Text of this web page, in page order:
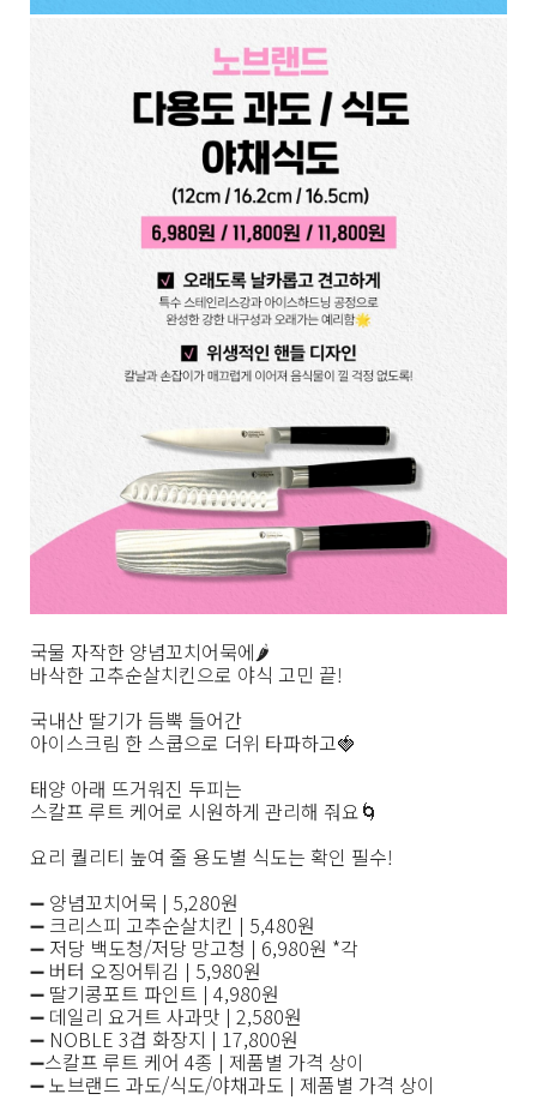
국물 자작한 양념꼬치어묵에🌶️
바삭한 고추순살치킨으로 야식 고민 끝!
국내산 딸기가 듬뿍 들어간
아이스크림 한 스쿱으로 더위 타파하고🍓
태양 아래 뜨거워진 두피는
스칼프 루트 케어로 시원하게 관리해 줘요🌀
요리 퀄리티 높여 줄 용도별 식도는 확인 필수!
➖ 양념꼬치어묵 | 5,280원
➖ 크리스피 고추순살치킨 | 5,480원
➖ 저당 백도청/저당 망고청 | 6,980원 *각
➖ 버터 오징어튀김 | 5,980원
➖ 딸기콩포트 파인트 | 4,980원
➖ 데일리 요거트 사과맛 | 2,580원
➖ NOBLE 3겹 화장지 | 17,800원
➖스칼프 루트 케어 4종 | 제품별 가격 상이
➖ 노브랜드 과도/식도/야채과도 | 제품별 가격 상이